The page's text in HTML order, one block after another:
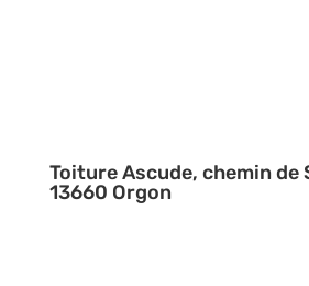
Toiture Ascude, chemin de
13660 Orgon